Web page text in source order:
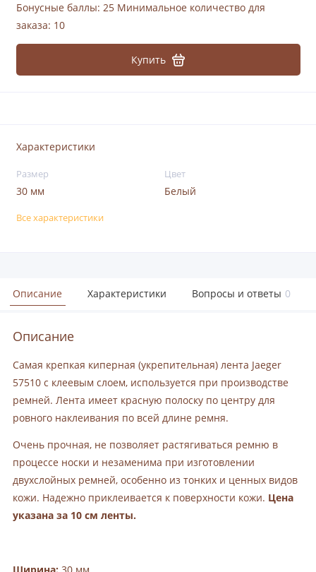
Бонусные баллы: 25 Минимальное количество для
заказа: 10
Купить
Характеристики
Размер
30 мм
Цвет
Белый
Все характеристики
Описание Характеристики Вопросы и ответы 0
Описание
Самая крепкая киперная (укрепительная) лента Jaeger
57510 с клеевым слоем, используется при производстве
ремней. Лента имеет красную полоску по центру для
ровного наклеивания по всей длине ремня.
Очень прочная, не позволяет растягиваться ремню в
процессе носки и незаменима при изготовлении
двухслойных ремней, особенно из тонких и ценных видов
кожи. Надежно приклеивается к поверхности кожи. Цена
указана за 10 см ленты.